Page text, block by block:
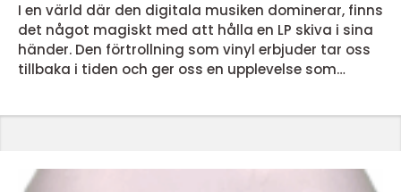
I en värld där den digitala musiken dominerar, finns
det något magiskt med att hålla en LP skiva i sina
händer. Den förtrollning som vinyl erbjuder tar oss
tillbaka i tiden och ger oss en upplevelse som